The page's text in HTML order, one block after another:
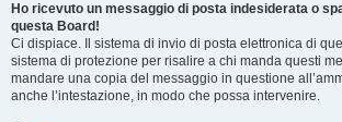
Ho ricevuto un messaggio di posta indesiderata o
questa Board!
Ci dispiace. Il sistema di invio di posta elettronica di
sistema di protezione per risalire a chi manda questi
mandare una copia del messaggio in questione
anche l’intestazione, in modo che possa intervenire.